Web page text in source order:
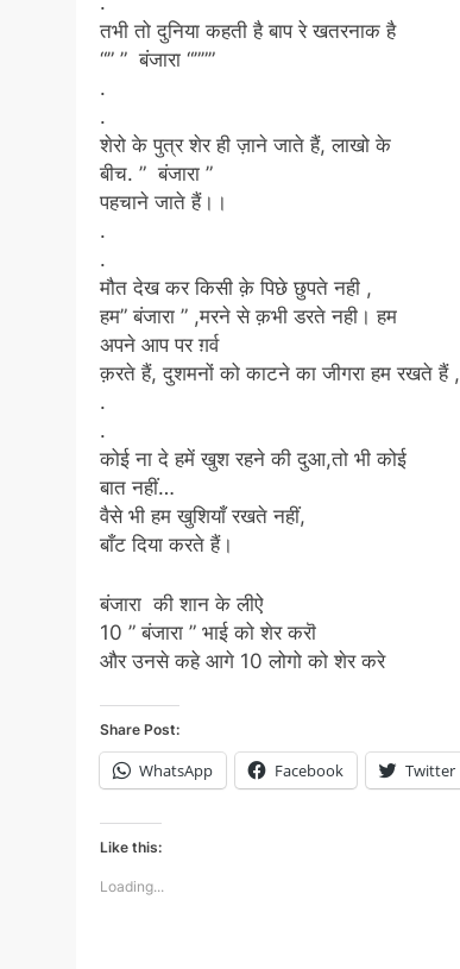
तभी तो दुनिया कहती है बाप रे खतरनाक है
“” ” बंजारा “”””
.
.
शेरो के पुत्र शेर ही ज़ाने जाते हैं, लाखो के
बीच. ” बंजारा ”
पहचाने जाते हैं।।
.
.
मौत देख कर किसी क़े पिछे छुपते नही ,
हम” बंजारा ” ,मरने से क़भी डरते नही। हम
अपने आप पर ग़र्व
क़रते हैं, दुशमनों को काटने का जीगरा हम रखते हैं ,
.
.
कोई ना दे हमें खुश रहने की दुआ,तो भी कोई
बात नहीं…
वैसे भी हम खुशियाँ रखते नहीं,
बाँट दिया करते हैं।
बंजारा की शान के लीऐ
10 ” बंजारा ” भाई को शेर करॊ
और उनसे कहे आगे 10 लोगो को शेर करे
Share Post:
WhatsApp Facebook Twitter
Like this:
Loading...